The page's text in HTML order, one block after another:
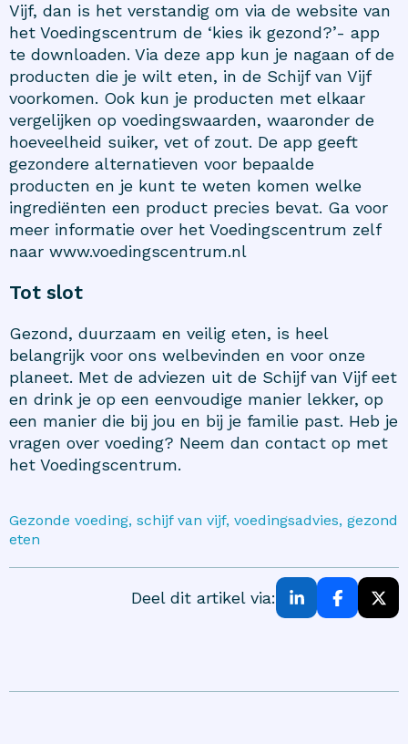
Vijf, dan is het verstandig om via de website van
het Voedingscentrum de ‘kies ik gezond?’- app
te downloaden. Via deze app kun je nagaan of de
producten die je wilt eten, in de Schijf van Vijf
voorkomen. Ook kun je producten met elkaar
vergelijken op voedingswaarden, waaronder de
hoeveelheid suiker, vet of zout. De app geeft
gezondere alternatieven voor bepaalde
producten en je kunt te weten komen welke
ingrediënten een product precies bevat. Ga voor
meer informatie over het Voedingscentrum zelf
naar www.voedingscentrum.nl
Tot slot
Gezond, duurzaam en veilig eten, is heel
belangrijk voor ons welbevinden en voor onze
planeet. Met de adviezen uit de Schijf van Vijf eet
en drink je op een eenvoudige manier lekker, op
een manier die bij jou en bij je familie past. Heb je
vragen over voeding? Neem dan contact op met
het Voedingscentrum.
Gezonde voeding, schijf van vijf, voedingsadvies, gezond
eten
Deel dit artikel via: